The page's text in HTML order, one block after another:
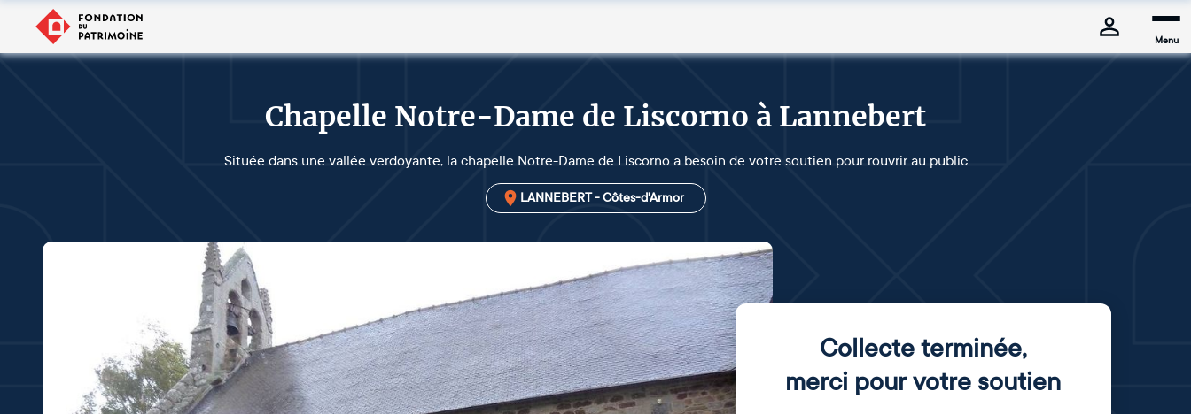
Menu
Chapelle Notre-Dame de Liscorno à Lannebert
Située dans une vallée verdoyante, la chapelle Notre-Dame de Liscorno a besoin de votre soutien pour rouvrir au public
LANNEBERT - Côtes-d'Armor
Collecte terminée,
merci pour votre soutien